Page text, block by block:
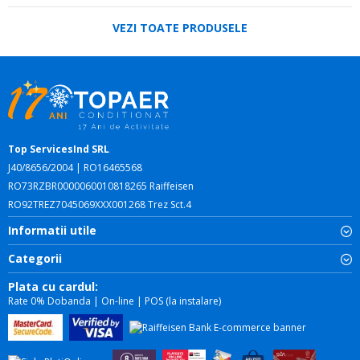
VEZI TOATE PRODUSELE
Top ServicesInd SRL
J40/8656/2004 | RO16465568
RO73RZBR0000060010818265 Raiffeisen
RO92TREZ7045069XXX001268 Trez Sct.4
Informatii utile
Categorii
Plata cu cardul:
Rate 0% Dobanda | On-line | POS (la instalare)